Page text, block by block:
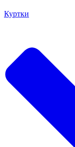
Куртки